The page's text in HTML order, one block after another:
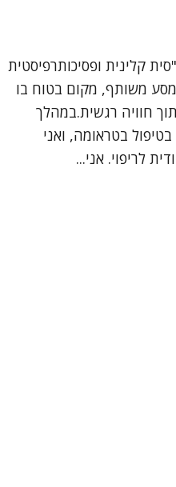
קלינית ופסיכותרפיסטית
משותף, מקום בטוח בו
חוויה רגשית.במהלך
בטראומה, ואני
לריפוי. אני...